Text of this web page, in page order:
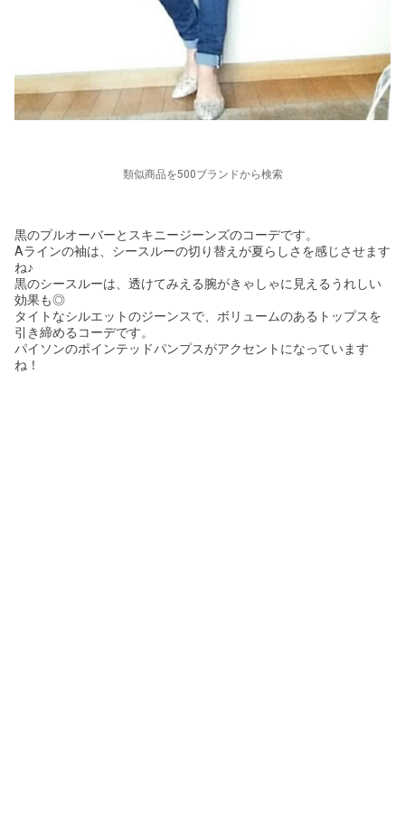
類似商品を500ブランドから検索
黒のプルオーバーとスキニージーンズのコーデです。
Aラインの袖は、シースルーの切り替えが夏らしさを感じさせます
ね♪
黒のシースルーは、透けてみえる腕がきゃしゃに見えるうれしい
効果も◎
タイトなシルエットのジーンスで、ボリュームのあるトップスを
引き締めるコーデです。
パイソンのポインテッドパンプスがアクセントになっています
ね！